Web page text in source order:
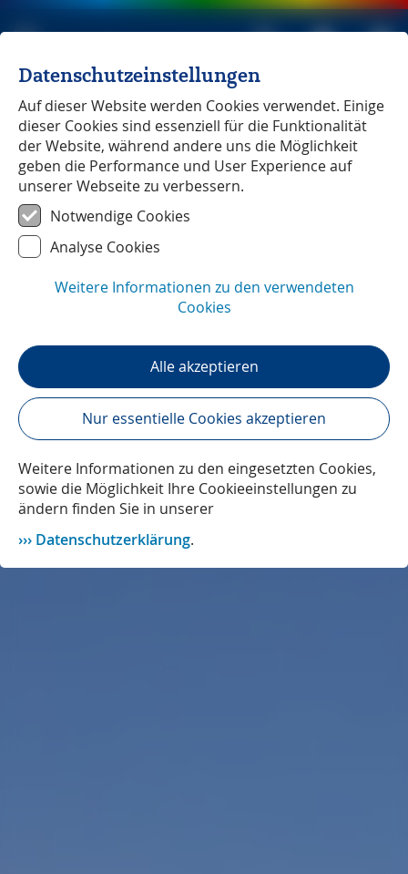
Michael Müller Verlag unabhängig seit 1979
La Palma
Datenschutzeinstellungen
Auf dieser Website werden Cookies verwendet. Einige
dieser Cookies sind essenziell für die Funktionalität
der Website, während andere uns die Möglichkeit
geben die Performance und User Experience auf
unserer Webseite zu verbessern.
Notwendige Cookies
Analyse Cookies
Weitere Informationen zu den verwendeten
Cookies
Alle akzeptieren
Nur essentielle Cookies akzeptieren
Weitere Informationen zu den eingesetzten Cookies,
sowie die Möglichkeit Ihre Cookieeinstellungen zu
ändern finden Sie in unserer
Datenschutzerklärung.